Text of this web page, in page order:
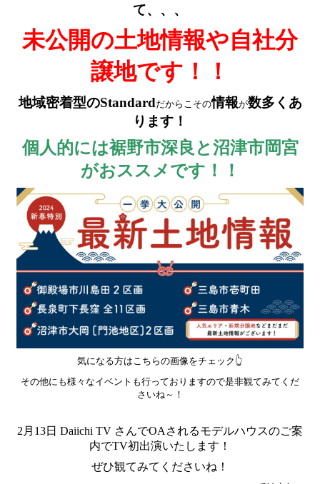
て、、、
未公開の土地情報や自社分
譲地です！！
地域密着型のStandardだからこその情報が数多くあ
ります！
個人的には裾野市深良と沼津市岡宮
がおススメです！！
気になる方はこちらの画像をチェック👆
その他にも様々なイベントも行っておりますので是非観てみてくだ
さいね～！
2月13日 Daiichi TV さんでOAされるモデルハウスのご案
内でTV初出演いたします！
ぜひ観てみてくださいね！